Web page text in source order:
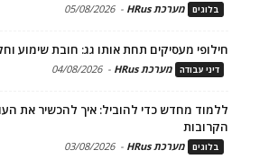
בלוגים מערכת HRus -
05/08/2026
חילופי מעסיקים תחת אותו גג: חובת שימוע
דיני עבודה מערכת HRus -
04/08/2026
ללמוד מחדש כדי להוביל: איך להכשיר את
הקרובות
בלוגים מערכת HRus -
03/08/2026